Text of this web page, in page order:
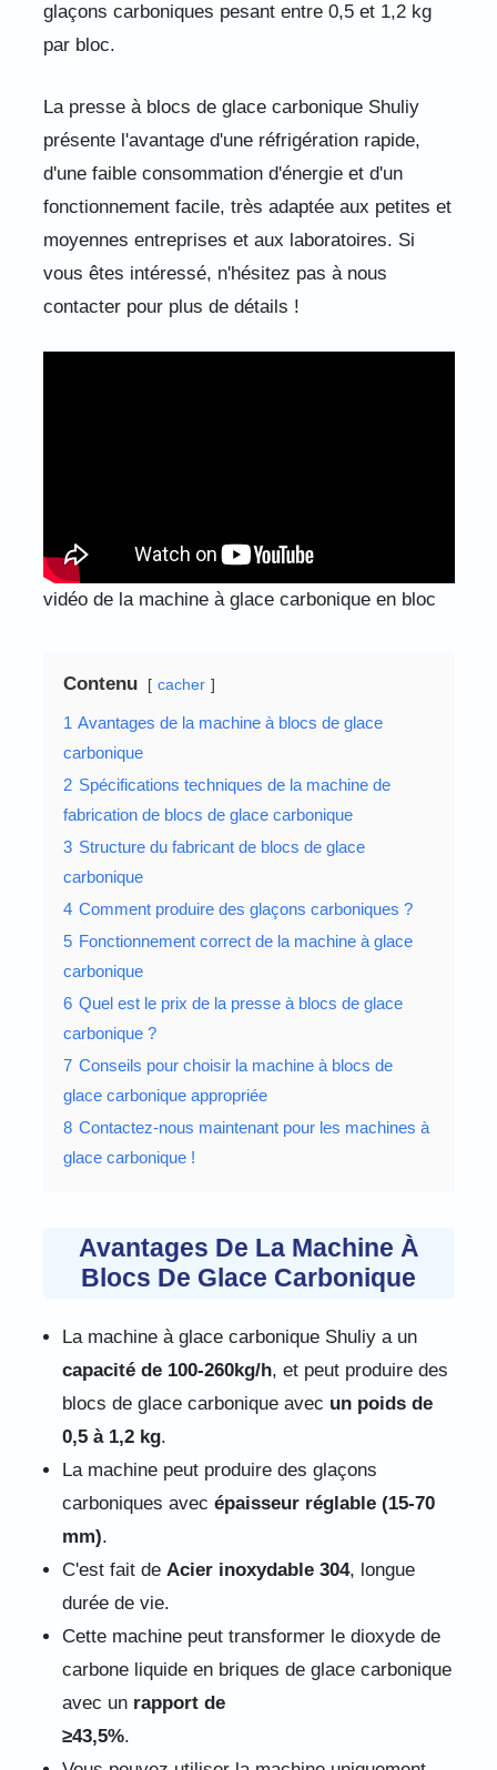
glaçons carboniques pesant entre 0,5 et 1,2 kg
par bloc.
La presse à blocs de glace carbonique Shuliy
présente l'avantage d'une réfrigération rapide,
d'une faible consommation d'énergie et d'un
fonctionnement facile, très adaptée aux petites et
moyennes entreprises et aux laboratoires. Si
vous êtes intéressé, n'hésitez pas à nous
contacter pour plus de détails !
vidéo de la machine à glace carbonique en bloc
Contenu cacher
1 Avantages de la machine à blocs de glace
carbonique
2 Spécifications techniques de la machine de
fabrication de blocs de glace carbonique
3 Structure du fabricant de blocs de glace
carbonique
4 Comment produire des glaçons carboniques ?
5 Fonctionnement correct de la machine à glace
carbonique
6 Quel est le prix de la presse à blocs de glace
carbonique ?
7 Conseils pour choisir la machine à blocs de
glace carbonique appropriée
8 Contactez-nous maintenant pour les machines à
glace carbonique !
Avantages De La Machine À
Blocs De Glace Carbonique
La machine à glace carbonique Shuliy a un
capacité de 100-260kg/h, et peut produire des
blocs de glace carbonique avec un poids de
0,5 à 1,2 kg.
La machine peut produire des glaçons
carboniques avec épaisseur réglable (15-70
mm).
C'est fait de Acier inoxydable 304, longue
durée de vie.
Cette machine peut transformer le dioxyde de
carbone liquide en briques de glace carbonique
avec un rapport de
≥43,5%.